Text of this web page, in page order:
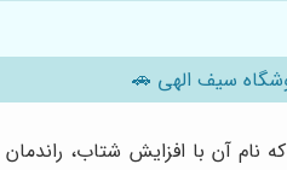
سیف الهی 🚗
نام آن با افزایش شتاب،